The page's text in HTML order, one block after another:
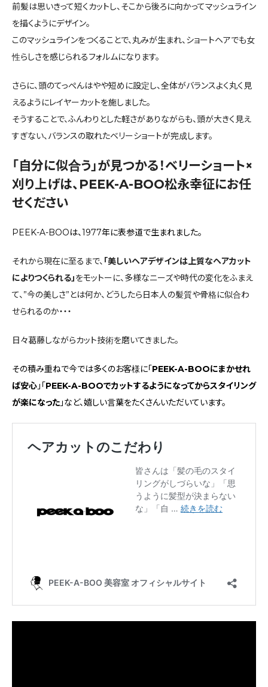
前髪は思いきって短くカットし、そこから後ろに向かってマッシュライン
を描くようにデザイン。
このマッシュラインをつくることで、丸みが生まれ、ショートヘアでも女
性らしさを感じられるフォルムになります。
さらに、頭のてっぺんはやや短めに設定し、全体がバランスよく丸く見
えるようにレイヤーカットを施しました。
そうすることで、ふんわりとした軽さがありながらも、頭が大きく見え
すぎない、バランスの取れたベリーショートが完成します。
「自分に似合う」が見つかる！ベリーショート×
刈り上げは、PEEK-A-BOO松永幸征にお任
せください
PEEK-A-BOOは、1977年に表参道で生まれました。
それから現在に至るまで、 「美しいヘアデザインは上質なヘアカット
によりつくられる」をモットーに、多様なニーズや時代の変化をふまえ
て、”今の美しさ”とは何か、どうしたら日本人の髪質や骨格に似合わ
せられるのか・・・
日々葛藤しながらカット技術を磨いてきました。
その積み重ねで今では多くのお客様に「PEEK-A-BOOにまかせれ
ば安心 」「PEEK-A-BOOでカットするようになってからスタイリング
が楽になった 」など、嬉しい言葉をたくさんいただいています。